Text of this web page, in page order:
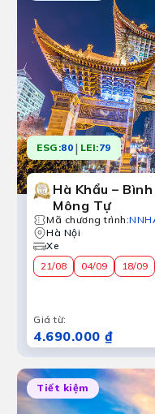
ESG:80 | LEI:79
Hà Khẩu –
Mông Tự
Mã chương trình:
Hà Nội
Xe
21/08
04/09 18/09
Giá từ:
4.690.000 ₫
Tiết kiệm